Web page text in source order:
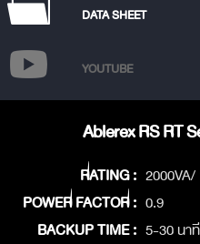
DATA SHEET
YOUTUBE
Ablerex RS RT
RATING :
POWER FACTOR : 0.9
BACKUP TIME : 5-30 นา